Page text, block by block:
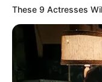
These 9 Actresses